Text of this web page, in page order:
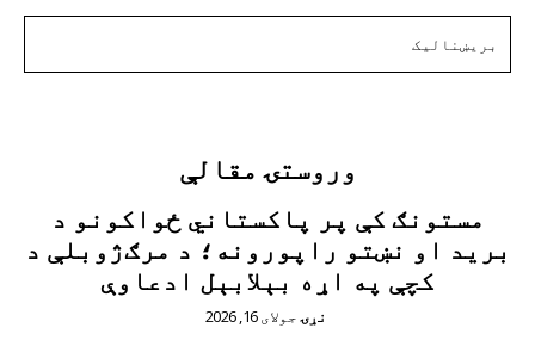
وروستۍ مقالې
مستونګ کې پر پاکستاني ځواکونو د
برید او نښتو راپورونه؛ د مرګ‌ژوبلې د
کچې په اړه بېلابېل ادعاوې
نړۍجولای 16, 2026